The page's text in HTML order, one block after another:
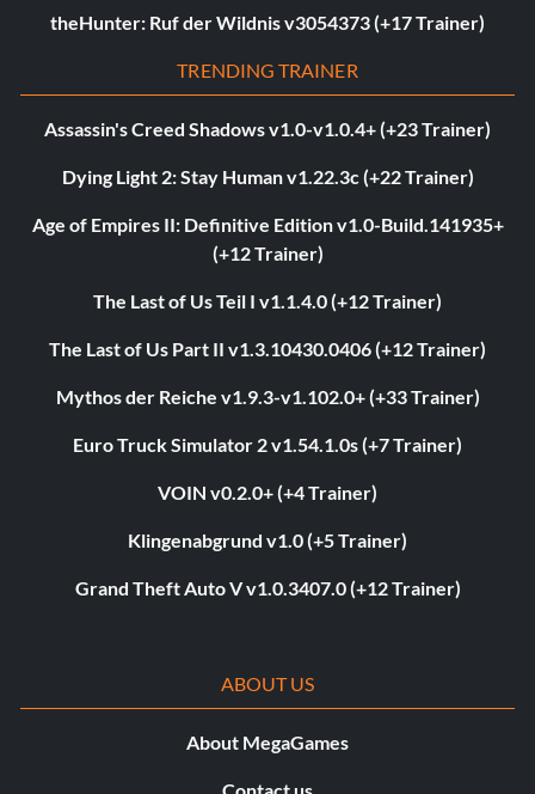
theHunter: Ruf der Wildnis v3054373 (+17 Trainer)
TRENDING TRAINER
Assassin's Creed Shadows v1.0-v1.0.4+ (+23 Trainer)
Dying Light 2: Stay Human v1.22.3c (+22 Trainer)
Age of Empires II: Definitive Edition v1.0-Build.141935+
(+12 Trainer)
The Last of Us Teil I v1.1.4.0 (+12 Trainer)
The Last of Us Part II v1.3.10430.0406 (+12 Trainer)
Mythos der Reiche v1.9.3-v1.102.0+ (+33 Trainer)
Euro Truck Simulator 2 v1.54.1.0s (+7 Trainer)
VOIN v0.2.0+ (+4 Trainer)
Klingenabgrund v1.0 (+5 Trainer)
Grand Theft Auto V v1.0.3407.0 (+12 Trainer)
ABOUT US
About MegaGames